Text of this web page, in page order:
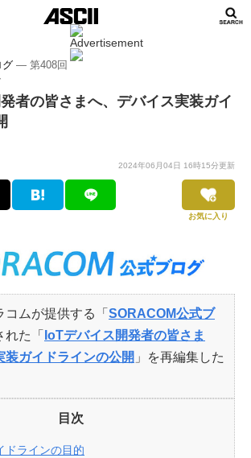
グ ― 第408回
者の皆さまへ、デバイス実装ガイ
2024年06月04日 16時15分更新
お気に入り
ムが提供する「 SORACOM公式ブ
た「 IoTデバイス開発者の皆さま
装ガイドラインの公開 」を再編集した
目次
ドラインの目的